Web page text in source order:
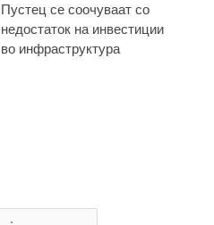
Пустец се соочуваат со
недостаток на инвестиции
во инфраструктура